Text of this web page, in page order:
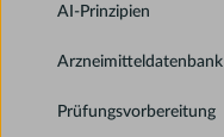
AI-Prinzipien
Arzneimitteldatenbank
Prüfungsvorbereitung